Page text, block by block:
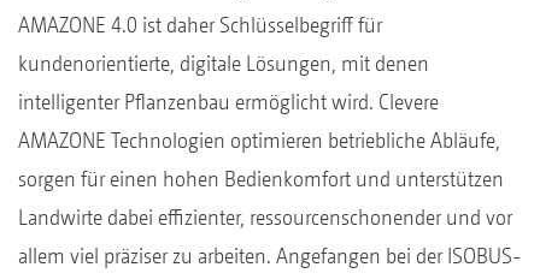
AMAZONE 4.0 ist daher Schlüsselbegriff für
kundenorientierte, digitale Lösungen, mit denen
intelligenter Pflanzenbau ermöglicht wird. Clevere
AMAZONE Technologien optimieren betriebliche Abläufe,
sorgen für einen hohen Bedienkomfort und unterstützen
Landwirte dabei effizienter, ressourcenschonender und vor
allem viel präziser zu arbeiten. Angefangen bei der ISOBUS-